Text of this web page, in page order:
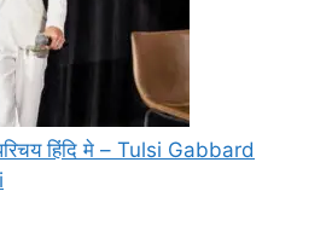
हिंदि मे – Tulsi Gabbard